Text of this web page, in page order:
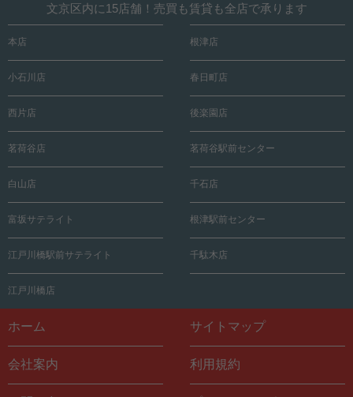
文京区内に15店舗！売買も賃貸も全店で承ります
本店 根津店
小石川店 春日町店
西片店 後楽園店
茗荷谷店 茗荷谷駅前センター
白山店 千石店
富坂サテライト 根津駅前センター
江戸川橋駅前サテライト 千駄木店
江戸川橋店
ホーム サイトマップ
会社案内 利用規約